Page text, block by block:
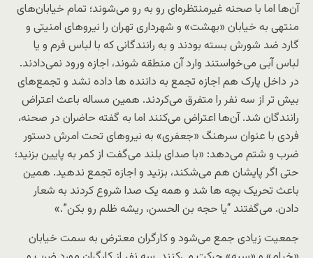
آن‌ها اما با صحنه غیرمنتظره‌ای رو به رو می‌شوند؛ تمام خیابان‌های
منتهی به خیابان «بهشت» و شهرداری تهران را نیروهای امنیتی و
گارد ضد شورش بسته بودند و به رانندگانی که با لباس فرم و یا
لباس آبی می‌خواستند وارد آن منطقه شوند، اجازه ورود نمی‌دادند.
در داخل پارک هم اجازه تجمع به داننده ها داده نشد و تجمع‌های
بیش تر از سه نفر را متفرق می‌کردند. همین مساله باعث اعتراض
رانندگان ‌شد. آن‌ها اعتراض می‌کنند اما به گفته حاضران در صحنه،
فردی با عنوان سرهنگ «جعفری» به نیروهای تحت امرش دستور
ضرب و شتم می‌دهد: «با صدای بلند می‌گفت از کمر به پایین بزنید؛
حتی اگر پایشان هم می‌شکند، بزنید و اجازه تجمع ندهید. همین
باعث تحریک بچه ها شد و همه یک صدا شروع کردند به شعار
دادن. می‌گفتند “یا حجه بن الحسن، ریشه ظلم رو بکن”.»
جمعیت زیادی جمع می‌شود و کارگران معترض به سمت خیابان